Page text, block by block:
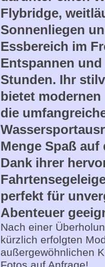
Flybridge,
Sonnenliegen
Essbereich im
Entspannen
Stunden. Ihr
bietet
die
Menge Spaß
Dank ihrer
perfekt für
Abenteuer
Nach einer
kürzlich erfolgten
außergewöhnlichen